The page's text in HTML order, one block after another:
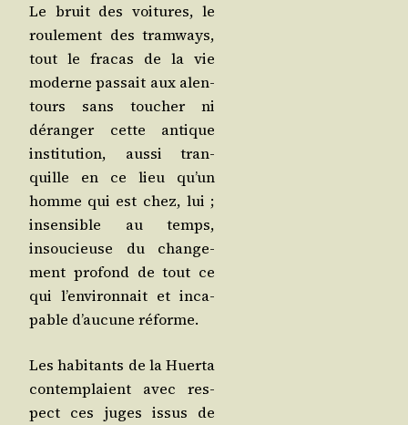
Le bruit des voi­tures, le
rou­le­ment des tram­ways,
tout le fra­cas de la vie
moderne pas­sait aux alen­
tours sans tou­cher ni
déran­ger cette antique
ins­ti­tu­tion, aus­si tran­
quille en ce lieu qu’un
homme qui est chez, lui ;
insen­sible au temps,
insou­cieuse du chan­ge­
ment pro­fond de tout ce
qui l’en­vi­ron­nait et inca­
pable d’au­cune réforme.
Les habi­tants de la Huer­ta
contem­plaient avec res­
pect ces juges issus de